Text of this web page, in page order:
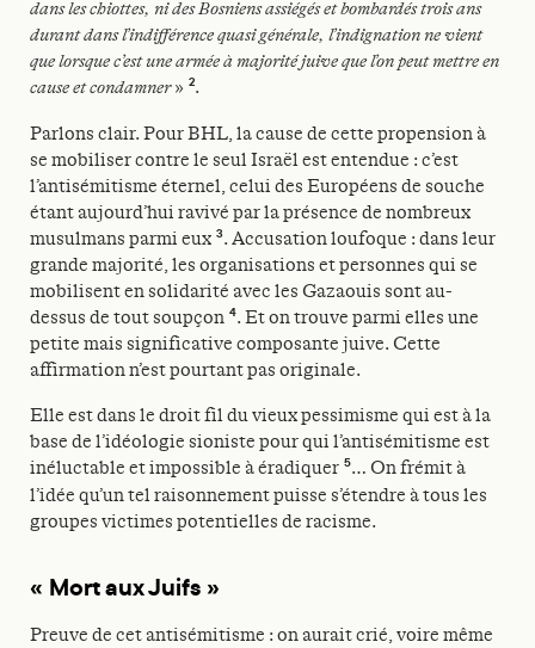
dans les chiottes, ni des Bosniens assiégés et bombardés trois ans
durant dans l’indifférence quasi générale, l’indignation ne vient
que lorsque c’est une armée à majorité juive que l’on peut mettre en
cause et condamner» 2.
Parlons clair. Pour BHL, la cause de cette propension à
se mobiliser contre le seul Israël est entendue : c’est
l’antisémitisme éternel, celui des Européens de souche
étant aujourd’hui ravivé par la présence de nombreux
musulmans parmi eux 3. Accusation loufoque : dans leur
grande majorité, les organisations et personnes qui se
mobilisent en solidarité avec les Gazaouis sont au-
dessus de tout soupçon 4. Et on trouve parmi elles une
petite mais significative composante juive. Cette
affirmation n’est pourtant pas originale.
Elle est dans le droit fil du vieux pessimisme qui est à la
base de l’idéologie sioniste pour qui l’antisémitisme est
inéluctable et impossible à éradiquer 5… On frémit à
l’idée qu’un tel raisonnement puisse s’étendre à tous les
groupes victimes potentielles de racisme.
« Mort aux Juifs »
Preuve de cet antisémitisme : on aurait crié, voire même